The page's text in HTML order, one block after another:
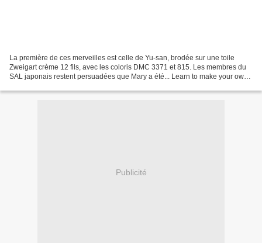
La première de ces merveilles est celle de Yu-san, brodée sur une toile
Zweigart crème 12 fils, avec les coloris DMC 3371 et 815. Les membres du
SAL japonais restent persuadées que Mary a été... Learn to make your own
Publicité